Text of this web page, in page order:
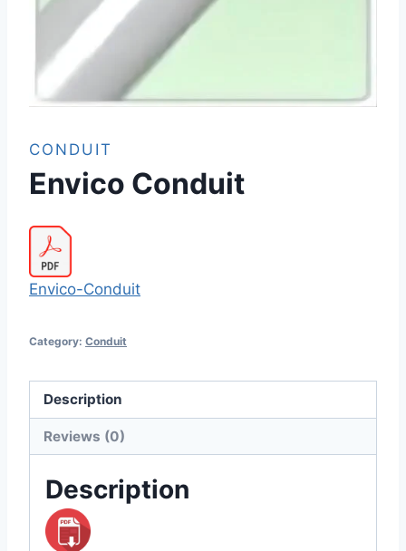
CONDUIT
Envico Conduit
Envico-Conduit
Category: Conduit
Description
Reviews (0)
Description